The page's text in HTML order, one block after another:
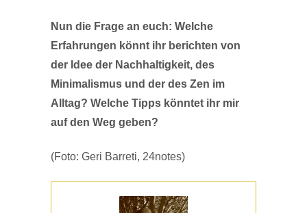
Nun die Frage an euch: Welche
Erfahrungen könnt ihr berichten von
der Idee der Nachhaltigkeit, des
Minimalismus und der des Zen im
Alltag? Welche Tipps könntet ihr mir
auf den Weg geben?
(Foto: Geri Barreti, 24notes)